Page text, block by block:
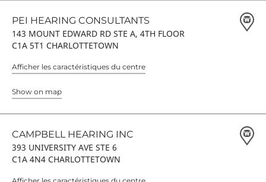
PEI HEARING CONSULTANTS
143 MOUNT EDWARD RD STE A, 4TH FLOOR
C1A 5T1 CHARLOTTETOWN
Afficher les caractéristiques du centre
Show on map
CAMPBELL HEARING INC
393 UNIVERSITY AVE STE 6
C1A 4N4 CHARLOTTETOWN